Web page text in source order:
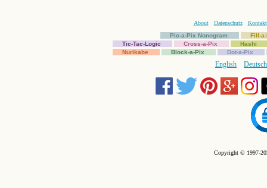
About Datenschutz
Kontakt
Pic-a-Pix Nonogram
Fill-
Tic-Tac-Logic
Cross-a-Pix
Hashi
Nurikabe
Block-a-Pix Dot-a-Pix
English Deutsch
Copyright © 1997-